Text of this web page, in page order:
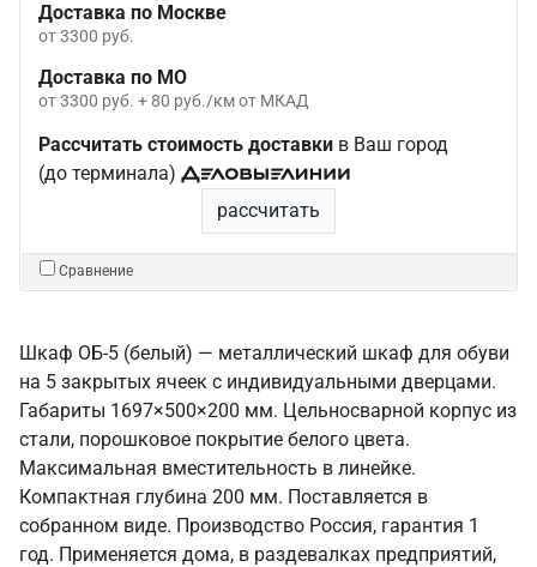
Доставка по Москве
от 3300 руб.
Доставка по МО
от 3300 руб. + 80 руб./км от МКАД
Рассчитать стоимость доставки в Ваш город
(до терминала)
рассчитать
Сравнение
Шкаф ОБ-5 (белый) — металлический шкаф для обуви
на 5 закрытых ячеек с индивидуальными дверцами.
Габариты 1697×500×200 мм. Цельносварной корпус из
стали, порошковое покрытие белого цвета.
Максимальная вместительность в линейке.
Компактная глубина 200 мм. Поставляется в
собранном виде. Производство Россия, гарантия 1
год. Применяется дома, в раздевалках предприятий,